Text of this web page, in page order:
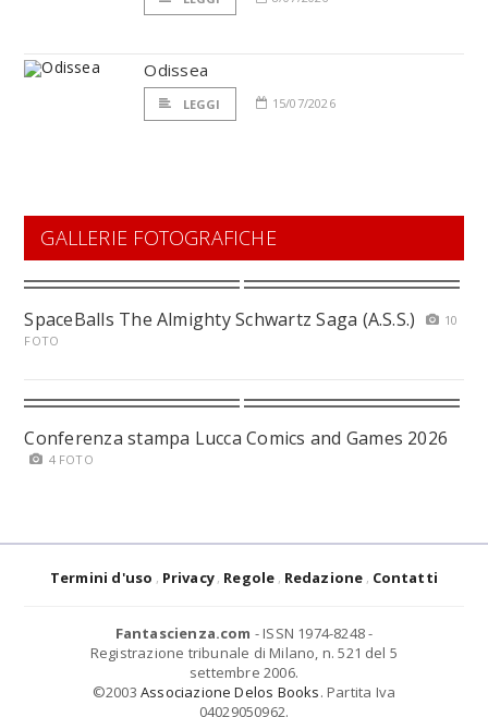
Odissea
LEGGI 15/07/2026
GALLERIE FOTOGRAFICHE
SpaceBalls The Almighty Schwartz Saga (A.S.S.)
10
FOTO
Conferenza stampa Lucca Comics and Games 2026
4 FOTO
Termini d'uso Privacy Regole Redazione Contatti
Fantascienza.com - ISSN 1974-8248 -
Registrazione tribunale di Milano, n. 521 del 5
settembre 2006.
©2003 Associazione Delos Books. Partita Iva
04029050962.